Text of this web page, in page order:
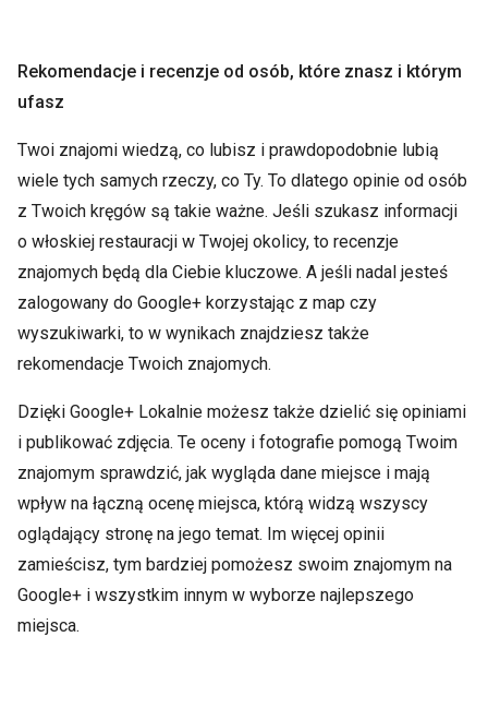
Rekomendacje i recenzje od osób, które znasz i którym
ufasz
Twoi znajomi wiedzą, co lubisz i prawdopodobnie lubią
wiele tych samych rzeczy, co Ty. To dlatego opinie od osób
z Twoich kręgów są takie ważne. Jeśli szukasz informacji
o włoskiej restauracji w Twojej okolicy, to recenzje
znajomych będą dla Ciebie kluczowe. A jeśli nadal jesteś
zalogowany do Google+ korzystając z map czy
wyszukiwarki, to w wynikach znajdziesz także
rekomendacje Twoich znajomych.
Dzięki Google+ Lokalnie możesz także dzielić się opiniami
i publikować zdjęcia. Te oceny i fotografie pomogą Twoim
znajomym sprawdzić, jak wygląda dane miejsce i mają
wpływ na łączną ocenę miejsca, którą widzą wszyscy
oglądający stronę na jego temat. Im więcej opinii
zamieścisz, tym bardziej pomożesz swoim znajomym na
Google+ i wszystkim innym w wyborze najlepszego
miejsca.